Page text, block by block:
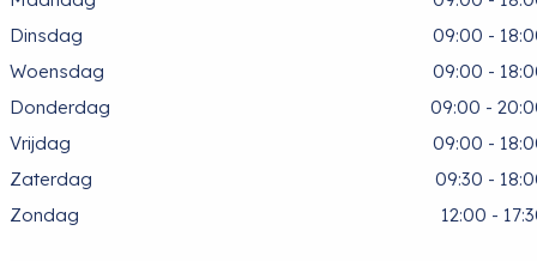
Dinsdag
09:00 -
Woensdag
09:00 -
Donderdag
09:00 -
Vrijdag
09:00 -
Zaterdag
09:30 -
Zondag
12:00 -